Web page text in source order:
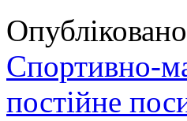
Спортивно-
постійне